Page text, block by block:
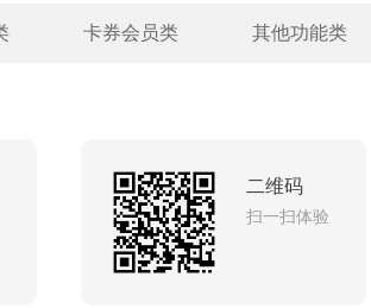
卡券会员类 其他功能类
二维码
扫一扫体验